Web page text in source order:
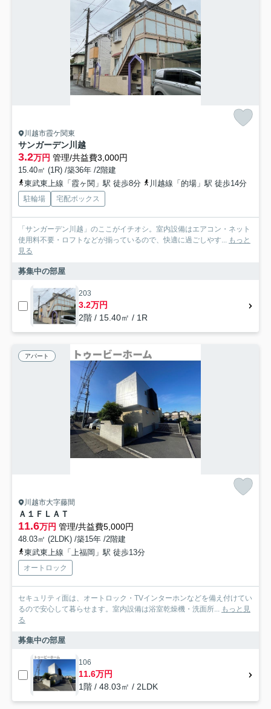
川越市霞ケ関東
サンガーデン川越
3.2万円 管理/共益費3,000円
15.40㎡ (1R) /築36年 /2階建
東武東上線「霞ヶ関」駅 徒歩8分
川越線「的場」駅 徒歩14分
駐輪場 宅配ボックス
「サンガーデン川越」のここがイチオシ。室内設備はエアコン・ネット
使用料不要・ロフトなどが揃っているので、快適に過ごしやす... もっと
見る
募集中の部屋
203
3.2万円
2階 / 15.40㎡ / 1R
アパート
川越市大字藤間
Ａ１ＦＬＡＴ
11.6万円 管理/共益費5,000円
48.03㎡ (2LDK) /築15年 /2階建
東武東上線「上福岡」駅 徒歩13分
オートロック
セキュリティ面は、オートロック・TVインターホンなどを備え付けてい
るので安心して暮らせます。室内設備は浴室乾燥機・洗面所... もっと見
る
募集中の部屋
106
11.6万円
1階 / 48.03㎡ / 2LDK